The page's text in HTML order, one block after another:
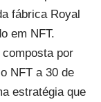
fábrica Royal
em NFT.
por
NFT a 30 de
estratégia que